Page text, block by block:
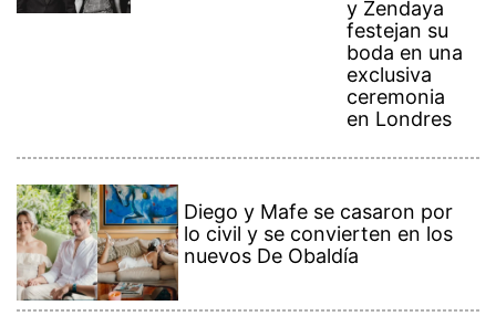
y Zendaya
festejan su
boda en una
exclusiva
ceremonia
en Londres
Diego y Mafe se casaron por
lo civil y se convierten en los
nuevos De Obaldía